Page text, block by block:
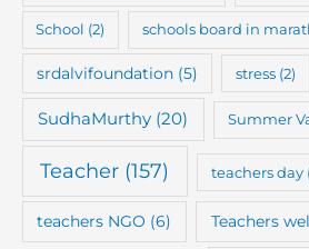
School (2) schools board in
srdalvifoundation (5) stress (2)
SudhaMurthy (20) Summer
Teacher (157) teachers day
teachers NGO (6) Teachers